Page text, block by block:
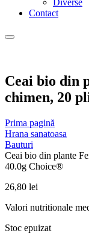
Diverse
Contact
Ceai bio din
chimen, 20
Prima pagină
Hrana sanatoasa
Bauturi
Ceai bio din plante
40.0g Choice®
26,80 lei
Valori nutritionale
Stoc epuizat